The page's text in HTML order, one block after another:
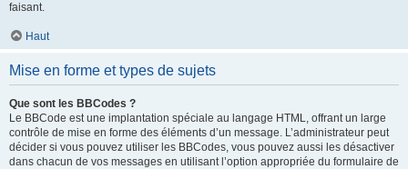
faisant.
Haut
Mise en forme et types de sujets
Que sont les BBCodes ?
Le BBCode est une implantation spéciale au langage HTML, offrant un large
contrôle de mise en forme des éléments d’un message. L’administrateur peut
décider si vous pouvez utiliser les BBCodes, vous pouvez aussi les désactiver
dans chacun de vos messages en utilisant l’option appropriée du formulaire de